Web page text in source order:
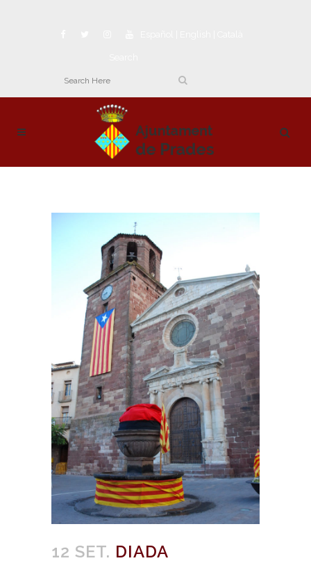
12 SET. DIADA